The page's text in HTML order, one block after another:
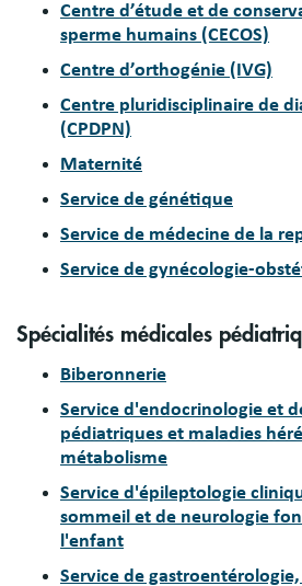
Centre d’étude et de
sperme humains (CECOS)
Centre d’orthogénie (IVG)
Centre pluridisciplinaire de
(CPDPN)
Maternité
Service de génétique
Service de médecine de la
Service de gynécologie-
Spécialités médicales
Biberonnerie
Service d'endocrinologie et
pédiatriques et maladies
métabolisme
Service d'épileptologie
sommeil et de neurologie
l'enfant
Service de